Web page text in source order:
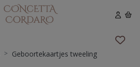
Geboortekaartjes tweeling